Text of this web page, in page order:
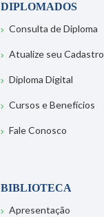
DIPLOMADOS
Consulta de Diploma
Atualize seu Cadastro
Diploma Digital
Cursos e Benefícios
Fale Conosco
BIBLIOTECA
Apresentação